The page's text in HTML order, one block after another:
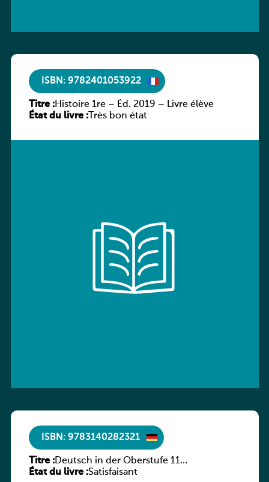
ISBN: 9782401053922
Titre :Histoire 1re – Éd. 2019 – Livre élève
État du livre :Très bon état
ISBN: 9783140282321
Titre :Deutsch in der Oberstufe 11
(Schülerbuch) Ausgabe Bayern
État du livre :Satisfaisant